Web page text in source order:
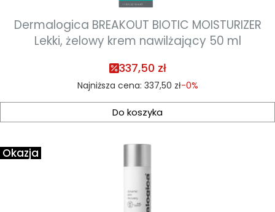
Dermalogica BREAKOUT BIOTIC MOISTURIZER
Lekki, żelowy krem nawilżający 50 ml
337,50 zł
Najniższa cena: 337,50 zł-0%
Do koszyka
Okazja